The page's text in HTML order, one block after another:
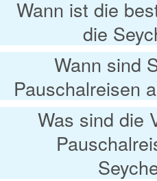
Wann ist die
die
Wann sind
Pauschalreisen
Was sind die